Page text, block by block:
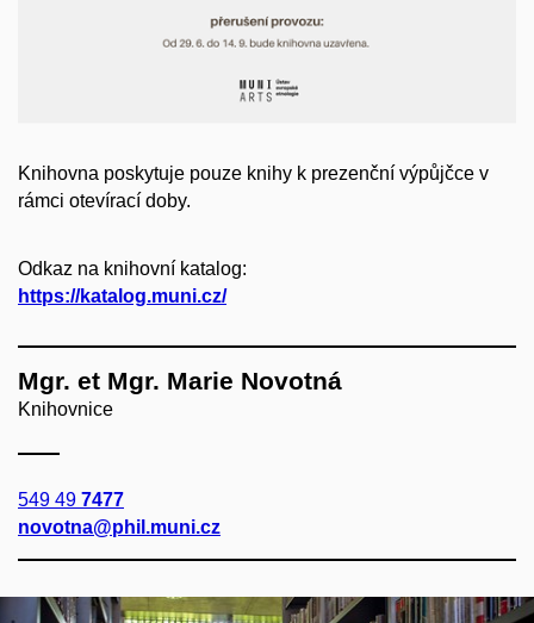
Knihovna poskytuje pouze knihy k prezenční výpůjčce v
rámci otevírací doby.
Odkaz na knihovní katalog:
https://katalog.muni.cz/
Mgr. et Mgr. Marie Novotná
Knihovnice
549 49 7477
novotna@phil.muni.cz